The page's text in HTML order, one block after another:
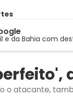
e da Bahia com
o atacante,